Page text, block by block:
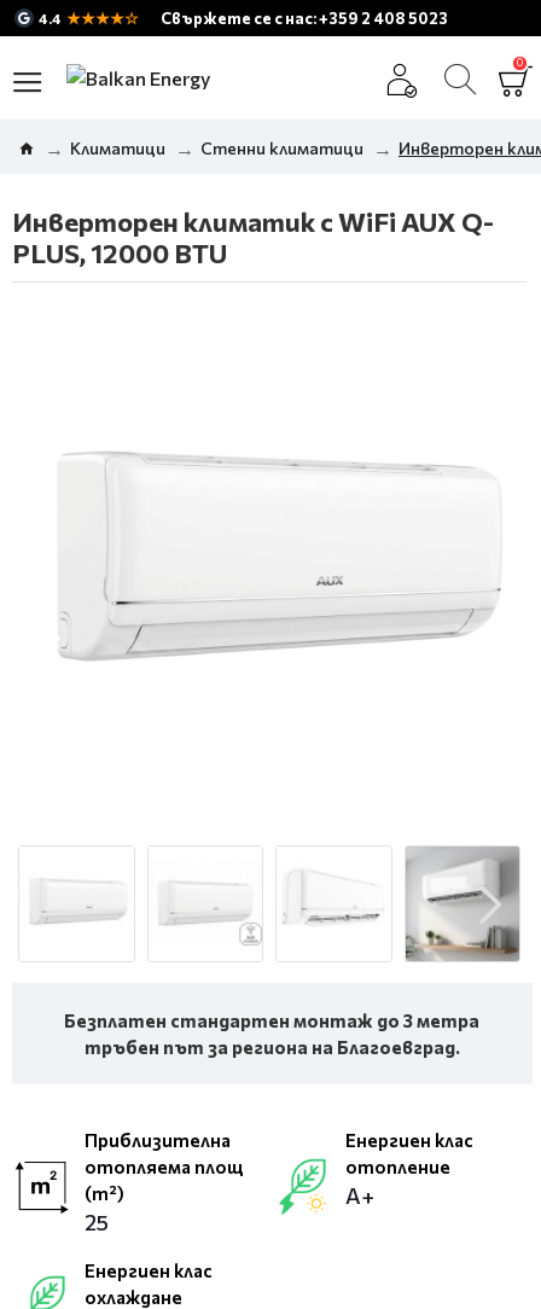
4.4 ★★★★☆ Свържете се с нас: +359 2 408 5023
0
Климатици Стенни климатици Инверторен
Инверторен климатик с WiFi AUX Q-
PLUS, 12000 BTU
Приблизителна
отопляема площ
(m²)
25
Енергиен клас
отопление
А+
Енергиен клас
охлаждане
Безплатен стандартен монтаж до 3 метра
тръбен път за региона на Благоевград.